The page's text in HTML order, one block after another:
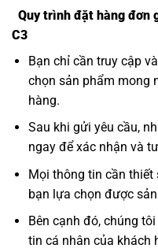
Quy trình đặt hàng đơn
C3
Bạn chỉ cần truy cập
chọn sản phẩm mong
hàng.
Sau khi gửi yêu cầu,
ngay để xác nhận và
Mọi thông tin cần
bạn lựa chọn được
Bên cạnh đó, chúng
tin cá nhân của khách